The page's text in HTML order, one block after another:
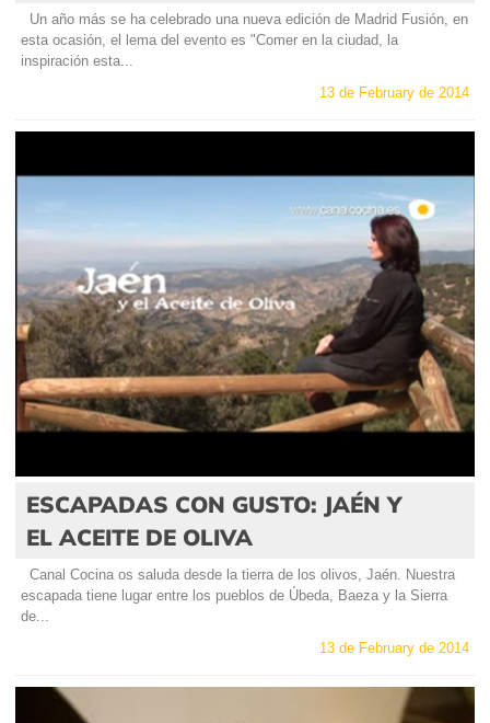
Un año más se ha celebrado una nueva edición de Madrid Fusión, en
esta ocasión, el lema del evento es "Comer en la ciudad, la
inspiración esta...
13 de February de 2014
ESCAPADAS CON GUSTO: JAÉN Y
EL ACEITE DE OLIVA
Canal Cocina os saluda desde la tierra de los olivos, Jaén. Nuestra
escapada tiene lugar entre los pueblos de Úbeda, Baeza y la Sierra
de...
13 de February de 2014